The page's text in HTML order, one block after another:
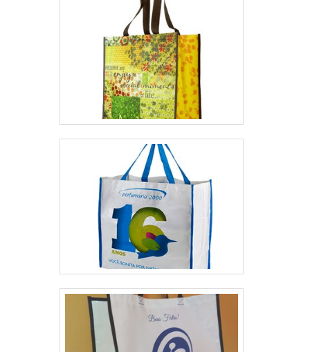
Comércio de Sacaria é uma empresa que
tem sido apontada de forma positiva no
segmento por toda seriedade e qualidade o
que garante a melhor experiência para
parceiros novos e antigos.